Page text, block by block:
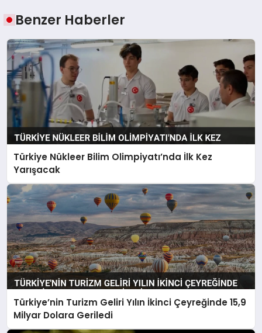
Benzer Haberler
Türkiye Nükleer Bilim Olimpiyatı’nda İlk Kez
Yarışacak
Türkiye’nin Turizm Geliri Yılın İkinci Çeyreğinde 15,9
Milyar Dolara Geriledi